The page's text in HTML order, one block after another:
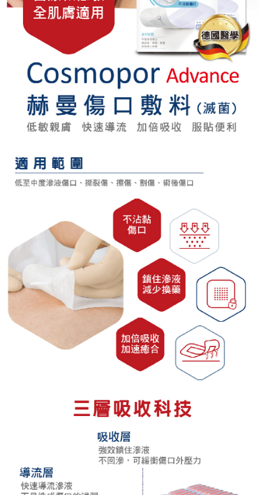
1.分期款項不併入電信帳單，「大哥付你分期」於每月結算日後寄送繳費提
醒簡訊。
2.透過簡訊連結打開帳單後，可選擇「超商條碼／台灣大直營門市／銀行轉
帳／街口支付／iPASS MONEY」等通路繳費。
1.本服務係由「台灣大哥大股份有限公司」（以下簡稱本公司）所提供，讓
用戶於交易時，得透過本服務購買商品或服務，並由商店將買賣／分期付款
買賣價金債權讓與本公司後，依約使用本公司帳單繳交帳款。
2.基於同意付款使用「大哥付你分期」之契約關係目的，商店將以您的個人
資料（包含姓名、電話或地址）提供予台灣大哥大進項蒐集、處理及利用，
由本公司與您本人進行分期帳單所需資料之確認、核對及更正。
3.完整用戶服務條款，請詳閱以下連結：https://oppay.tw/userRule
【「AFTEE先享後付」結帳流程】
１．於結帳方式選擇「AFTEE先享後付」後，將跳轉至「AFTEE先享後付」
結帳頁面，進行簡訊認證並確認金額後，即可完成結帳。
２．訂單成立數日內，您將收到繳費通知簡訊。
３．收到繳費通知簡訊後14天內，點擊此簡訊中的連結，可透過四大超商／
ATM／網路銀行／等多元方式進行付款，方視為交易完成。
※ 請注意：結帳手續完成當下不需立刻繳費，但若您需要取消訂單，請聯絡
購買商品的店家。未經商家同意取消之訂單仍視為有效，需透過AFTEE先享
後付繳納相關費用。
※ 交易是否成功請以「AFTEE先享後付 」之結帳頁面顯示為準，若有關於
是否繳費成功／繳費後需取消欲退款等相關疑問，請聯繫「AFTEE先享後付
客戶支援中心」https://netprotections.freshdesk.com/support/home
１．透過由恩沛科技股份有限公司提供之「AFTEE先享後付」服務完成之交
易，需依本服務之必要範圍內提供個人資料，並將交易相關給付款項請求債
權轉讓予恩沛科技股份有限公司。
３．未成年的使用者請事先徵得法定代理人或監護人之同意方可使用
「AFTEE先享後付」，若未經同意申辦者引起之損失，本公司不負相關責
４．使用「AFTEE先享後付」時，將依據個別帳號之用戶狀況，依本公司即
時審查核予不同之上限額度；若仍有額度不足之情形，本公司將視審查結果
請求用戶進行身份認證。
５．嚴禁一人註冊多個帳號或使用他人資訊註冊。若發現惡意使用之情形，
恩沛科技股份有限公司將有權停止該用戶之使用額度並採取法律行動。
每筆NT$65，滿NT$499(含以上)免運費
付款後萊爾富取貨
每筆NT$65，滿NT$799(含以上)免運費
付款後7-11取貨
每筆NT$65，滿NT$799(含以上)免運費
大榮宅配
每筆NT$80，滿NT$999(含以上)免運費